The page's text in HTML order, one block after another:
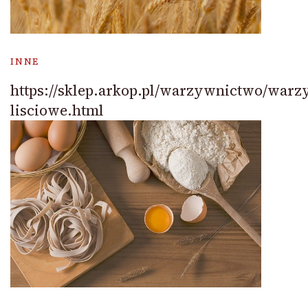
INNE
https://sklep.arkop.pl/warzywnictwo/
lisciowe.html